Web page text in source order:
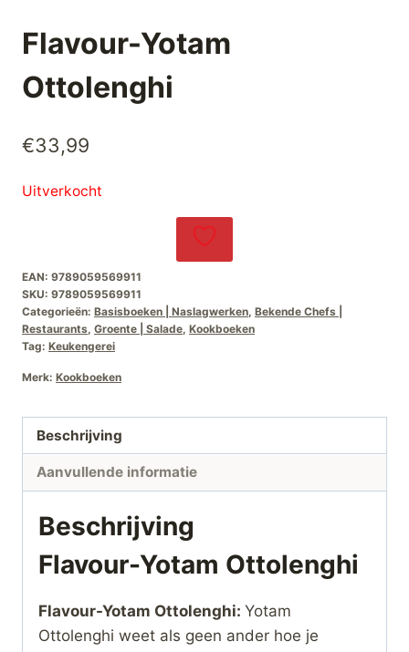
Flavour-Yotam
Ottolenghi
€33,99
Uitverkocht
EAN: 9789059569911
SKU: 9789059569911
Categorieën: Basisboeken | Naslagwerken, Bekende Chefs |
Restaurants, Groente | Salade, Kookboeken
Tag: Keukengerei
Merk: Kookboeken
Beschrijving
Aanvullende informatie
Beschrijving
Flavour-Yotam Ottolenghi
Flavour-Yotam Ottolenghi: Yotam
Ottolenghi weet als geen ander hoe je